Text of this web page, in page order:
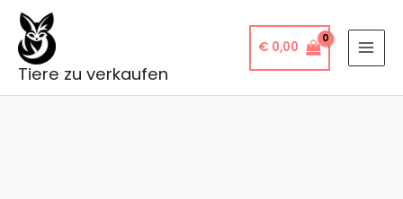
Zum
Inhalt
springen
Tiere zu verkaufen
€ 0,00